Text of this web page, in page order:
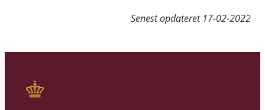
Senest opdateret 17-02-2022